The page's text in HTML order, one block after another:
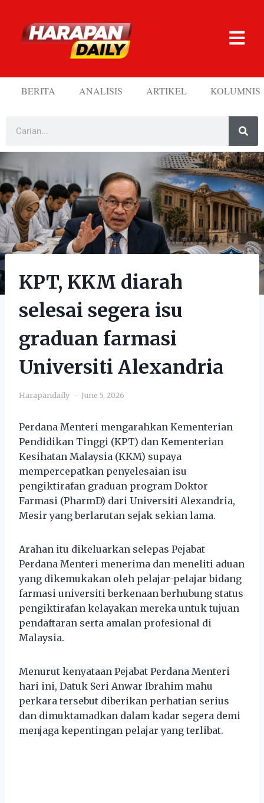
BERITA ANALISIS ARTIKEL KOLUMNIS
KPT, KKM diarah
selesai segera isu
graduan farmasi
Universiti Alexandria
Harapandaily June 5, 2026
Perdana Menteri mengarahkan Kementerian
Pendidikan Tinggi (KPT) dan Kementerian
Kesihatan Malaysia (KKM) supaya
mempercepatkan penyelesaian isu
pengiktirafan graduan program Doktor
Farmasi (PharmD) dari Universiti Alexandria,
Mesir yang berlarutan sejak sekian lama.
Arahan itu dikeluarkan selepas Pejabat
Perdana Menteri menerima dan meneliti aduan
yang dikemukakan oleh pelajar-pelajar bidang
farmasi universiti berkenaan berhubung status
pengiktirafan kelayakan mereka untuk tujuan
pendaftaran serta amalan profesional di
Malaysia.
Menurut kenyataan Pejabat Perdana Menteri
hari ini, Datuk Seri Anwar Ibrahim mahu
perkara tersebut diberikan perhatian serius
dan dimuktamadkan dalam kadar segera demi
menjaga kepentingan pelajar yang terlibat.